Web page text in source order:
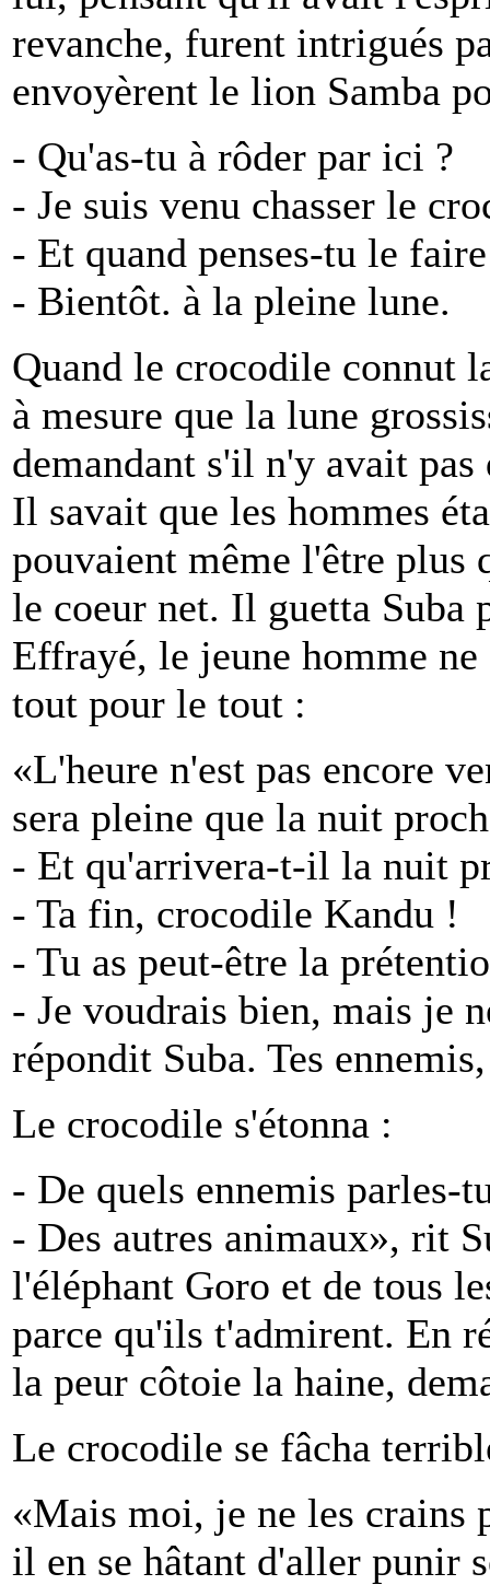
revanche, furent intrigués
envoyèrent le lion Samba
- Qu'as-tu à rôder par ici ?
- Je suis venu chasser le
- Et quand penses-tu le
- Bientôt. à la pleine lune.
Quand le crocodile connut
à mesure que la lune
demandant s'il n'y avait
Il savait que les hommes
pouvaient même l'être plus
le coeur net. Il guetta Suba
Effrayé, le jeune homme
tout pour le tout :
«L'heure n'est pas encore
sera pleine que la nuit
- Et qu'arrivera-t-il la nuit
- Ta fin, crocodile Kandu !
- Tu as peut-être la
- Je voudrais bien, mais je
répondit Suba. Tes
Le crocodile s'étonna :
- De quels ennemis parles-
- Des autres animaux», rit
l'éléphant Goro et de tous
parce qu'ils t'admirent. En
la peur côtoie la haine,
Le crocodile se fâcha
«Mais moi, je ne les
il en se hâtant d'aller punir